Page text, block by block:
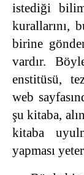
istediği
kurallarını,
birine
vardır.
enstitüsü,
web
şu kitaba,
kitaba
yapması